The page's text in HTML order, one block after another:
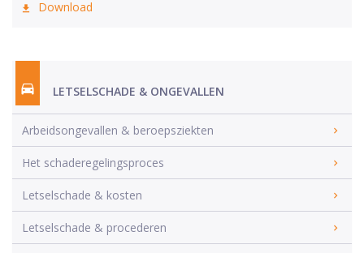
Download
LETSELSCHADE & ONGEVALLEN
Arbeidsongevallen & beroepsziekten
Het schaderegelingsproces
Letselschade & kosten
Letselschade & procederen